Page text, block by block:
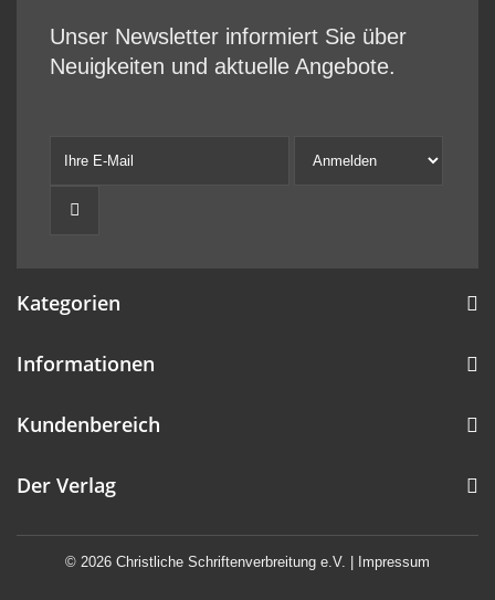
Unser Newsletter informiert Sie über
Neuigkeiten und aktuelle Angebote.
Kategorien
Informationen
© 2026 Christliche Schriftenverbreitung e.V. | Impressum
Kundenbereich
Der Verlag